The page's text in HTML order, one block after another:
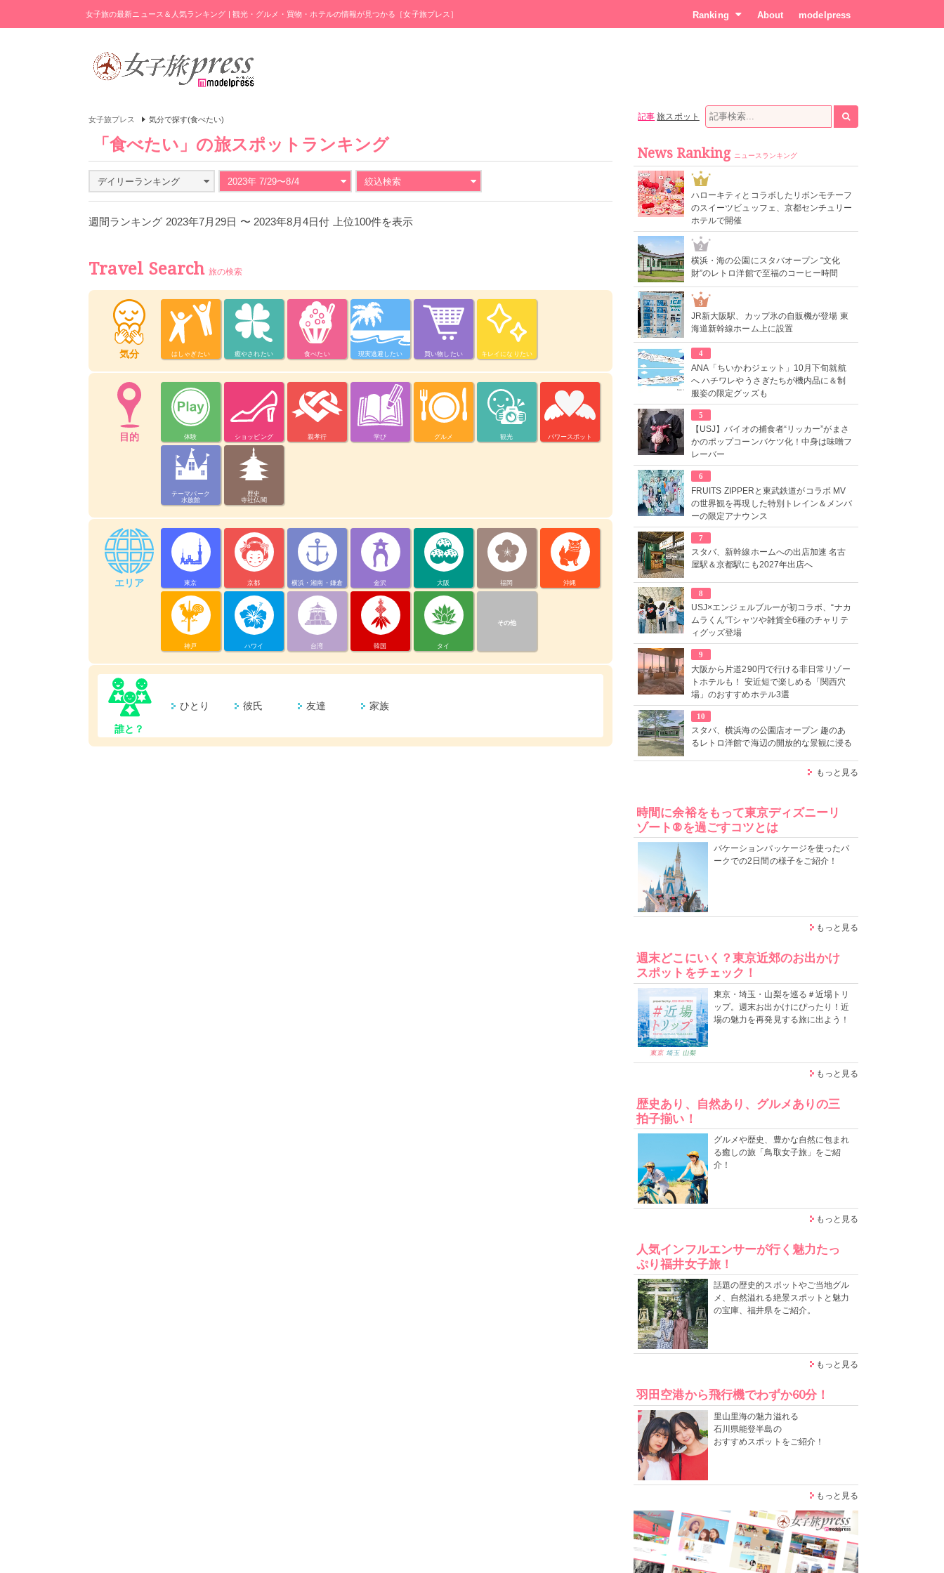
女子旅の最新ニュース＆人気ランキング | 観光・グルメ・買物・ホテルの情報が見つかる［女子旅プレス］ Ranking About modelpress
女子旅プレス 気分で探す(食べたい)
「食べたい」の旅スポットランキング
デイリーランキング 2023年 7/29〜8/4 絞込検索
週間ランキング 2023年7月29日 〜 2023年8月4日付 上位100件を表示
Travel Search 旅の検索
気分 はしゃぎたい 癒やされたい 食べたい 現実逃避したい 買い物したい キレイになりたい
目的 体験 ショッピング 親孝行 学び グルメ 観光 パワースポット
テーマパーク
水族館
歴史
寺社仏閣
エリア 東京 京都 横浜・湘南・鎌倉 金沢 大阪 福岡 沖縄
神戸 ハワイ 台湾 韓国 タイ
その他
誰と？
ひとり 彼氏 友達 家族
記事 旅スポット
News Ranking ニュースランキング
1
ハローキティとコラボしたリボンモチーフ
のスイーツビュッフェ、京都センチュリー
ホテルで開催
2
横浜・海の公園にスタバオープン “文化
財”のレトロ洋館で至福のコーヒー時間
3
JR新大阪駅、カップ氷の自販機が登場 東
海道新幹線ホーム上に設置
4
ANA「ちいかわジェット」10月下旬就航
へ ハチワレやうさぎたちが機内品に＆制
服姿の限定グッズも
5
【USJ】バイオの捕食者“リッカー”がまさ
かのポップコーンバケツ化！中身は味噌フ
レーバー
6
FRUITS ZIPPERと東武鉄道がコラボ MV
の世界観を再現した特別トレイン＆メンバ
ーの限定アナウンス
7
スタバ、新幹線ホームへの出店加速 名古
屋駅＆京都駅にも2027年出店へ
8
USJ×エンジェルブルーが初コラボ、“ナカ
ムラくん”Tシャツや雑貨全6種のチャリテ
ィグッズ登場
9
大阪から片道290円で行ける非日常リゾー
トホテルも！ 安近短で楽しめる「関西穴
場」のおすすめホテル3選
10
スタバ、横浜海の公園店オープン 趣のあ
るレトロ洋館で海辺の開放的な景観に浸る
もっと見る
時間に余裕をもって東京ディズニーリ
ゾート®を過ごすコツとは
バケーションパッケージを使ったパ
ークでの2日間の様子をご紹介！
もっと見る
週末どこにいく？東京近郊のお出かけ
スポットをチェック！
東京・埼玉・山梨を巡る＃近場トリ
ップ。週末お出かけにぴったり！近
場の魅力を再発見する旅に出よう！
もっと見る
歴史あり、自然あり、グルメありの三
拍子揃い！
グルメや歴史、豊かな自然に包まれ
る癒しの旅「鳥取女子旅」をご紹
介！
もっと見る
人気インフルエンサーが行く魅力たっ
ぷり福井女子旅！
話題の歴史的スポットやご当地グル
メ、自然溢れる絶景スポットと魅力
の宝庫、福井県をご紹介。
もっと見る
羽田空港から飛行機でわずか60分！
里山里海の魅力溢れる
石川県能登半島の
おすすめスポットをご紹介！
もっと見る